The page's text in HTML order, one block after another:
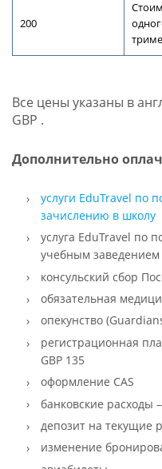
200
Все цены указаны в
GBP .
Дополнительно
услуги EduTravel по
зачислению в школу
услуга EduTravel по
учебным заведением
консульский сбор
обязательная
опекунство
регистрационная
GBP 135
оформление CAS
банковские расходы
депозит на текущие
изменение